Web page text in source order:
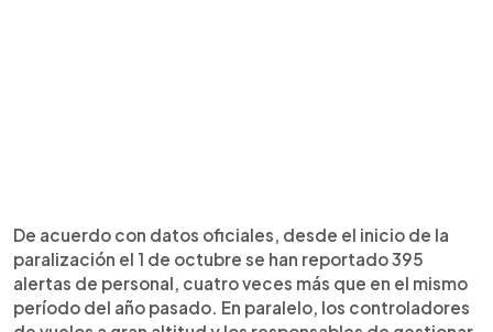
De acuerdo con datos oficiales, desde el inicio de la
paralización el 1 de octubre se han reportado 395
alertas de personal, cuatro veces más que en el mismo
período del año pasado. En paralelo, los controladores